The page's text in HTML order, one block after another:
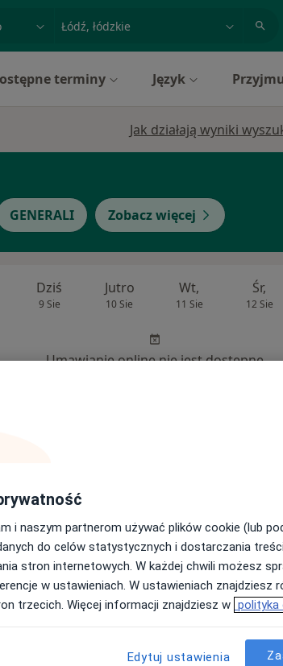
lub nazwiskomiasto lub dzielnica
terminy Język
Jak działają wyniki
GENERALI Zobacz więcej
Dziś
9 Sie
Jutro
10 Sie
Wt,
11 Sie
Śr,
12 Sie
Umawianie online nie jest dostępne
Dziś
9 Sie
Jutro
10 Sie
Wt,
11 Sie
Śr,
12 Sie
Umawianie online nie jest dostępne
i naszym partnerom używać plików cookie (lub
do celów statystycznych i dostarczania
stron internetowych. W każdej chwili możesz
w ustawieniach. W ustawieniach znajdziesz
trzecich. Więcej informacji znajdziesz w polityka
Edytuj ustawienia